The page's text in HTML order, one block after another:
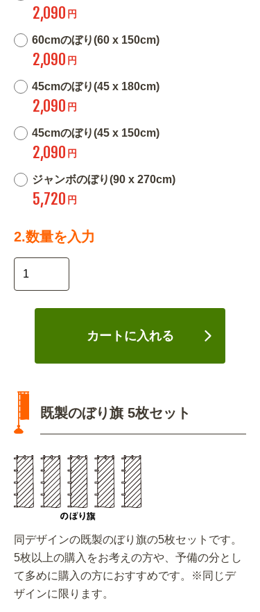
2,090 円
60cmのぼり(60 x 150cm)
2,090 円
45cmのぼり(45 x 180cm)
2,090 円
45cmのぼり(45 x 150cm)
2,090 円
ジャンボのぼり(90 x 270cm)
5,720 円
2.数量を入力
カートに入れる
既製のぼり旗 5枚セット
同デザインの既製のぼり旗の5枚セットです。
5枚以上の購入をお考えの方や、予備の分とし
て多めに購入の方におすすめです。※同じデ
ザインに限ります。